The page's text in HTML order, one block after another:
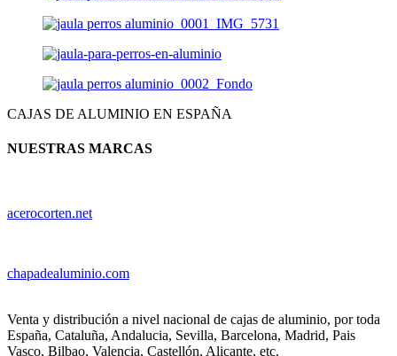
CAJAS DE ALUMINIO EN ESPAÑA
NUESTRAS MARCAS
acerocorten.net
chapadealuminio.com
Venta y distribución a nivel nacional de cajas de aluminio, por toda
España, Cataluña, Andalucia, Sevilla, Barcelona, Madrid, Pais
Vasco, Bilbao, Valencia, Castellón, Alicante, etc.